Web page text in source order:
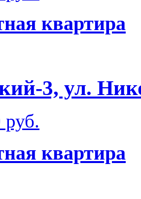
квартира
3, ул.
руб.
квартира